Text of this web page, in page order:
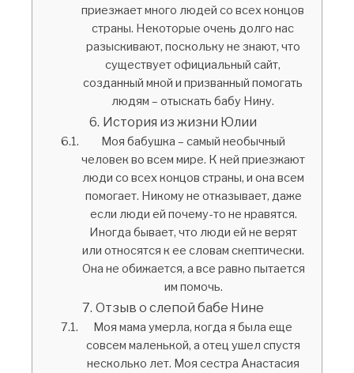
приезжает много людей со всех концов
страны. Некоторые очень долго нас
разыскивают, поскольку не знают, что
существует официальный сайт,
созданный мной и призванный помогать
людям – отыскать бабу Нину.
История из жизни Юлии
Моя бабушка – самый необычный
человек во всем мире. К ней приезжают
люди со всех концов страны, и она всем
помогает. Никому не отказывает, даже
если люди ей почему-то не нравятся.
Иногда бывает, что люди ей не верят
или относятся к ее словам скептически.
Она не обижается, а все равно пытается
им помочь.
Отзыв о слепой бабе Нине
Моя мама умерла, когда я была еще
совсем маленькой, а отец ушел спустя
несколько лет. Моя сестра Анастасия